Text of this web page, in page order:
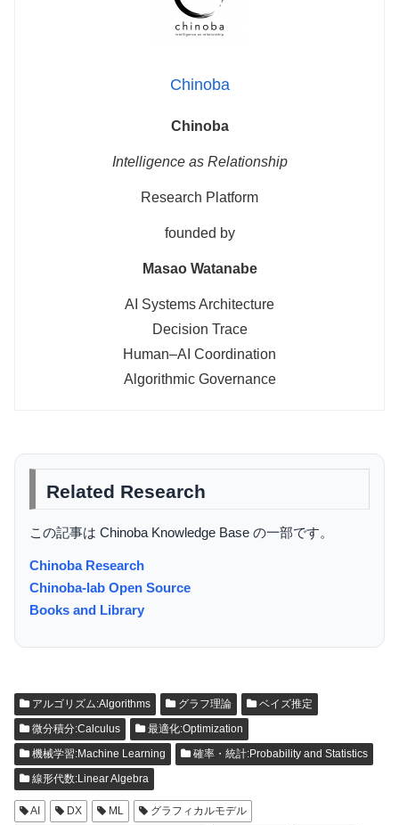
Chinoba
Chinoba
Intelligence as Relationship
Research Platform
founded by
Masao Watanabe
AI Systems Architecture
Decision Trace
Human–AI Coordination
Algorithmic Governance
Related Research
この記事は Chinoba Knowledge Base の一部です。
Chinoba Research
Chinoba-lab Open Source
Books and Library
アルゴリズム:Algorithms グラフ理論
ベイズ推定
微分積分:Calculus
最適化:Optimization
機械学習:Machine Learning
確率・統計:Probability and Statistics
線形代数:Linear Algebra
AI DX ML
グラフィカルモデル